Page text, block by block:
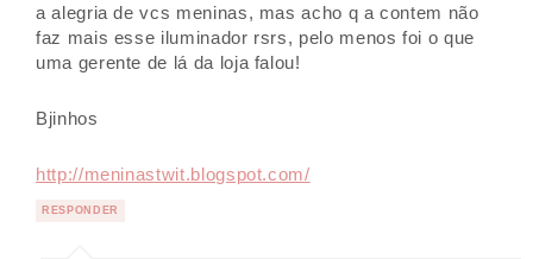
a alegria de vcs meninas, mas acho q a contem não
faz mais esse iluminador rsrs, pelo menos foi o que
uma gerente de lá da loja falou!
Bjinhos
http://meninastwit.blogspot.com/
RESPONDER